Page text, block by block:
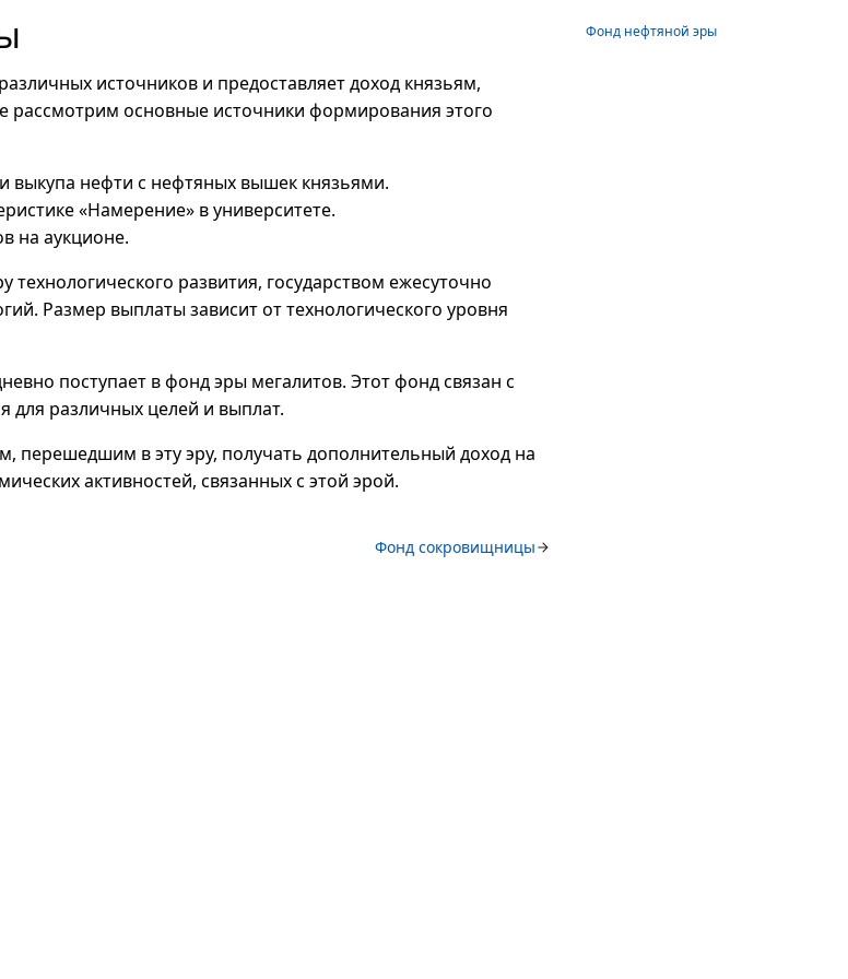
источников и предоставляет доход князьям,
основные источники формирования этого
выкупа нефти с нефтяных вышек князьями.
«Намерение» в университете.
на аукционе.
развития, государством ежесуточно
Размер выплаты зависит от технологического уровня
поступает в фонд эры мегалитов. Этот фонд связан с
для различных целей и выплат.
перешедшим в эту эру, получать дополнительный доход на
активностей, связанных с этой эрой.
Фонд сокровищницы
Фонд нефтяной эры